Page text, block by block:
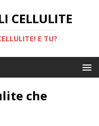
CELLULITE
E TU?
che